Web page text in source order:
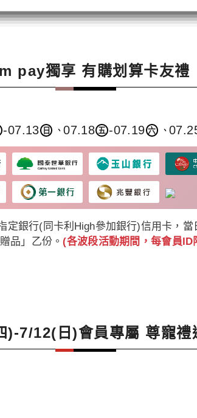
pay獨享 有購划算卡友禮
-07.13 日 、07.18 五 -07.19 六 、
定銀行(同卡利High參加銀行)信用卡，
品」乙份。(各波段活動期間，每會員
)-7/12(日)會員專屬 尊寵禮